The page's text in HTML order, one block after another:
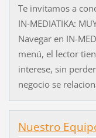
Te invitamos a
IN-MEDIATIKA:
Navegar en IN-
menú, el lector
interese, sin
negocio se
Nuestro